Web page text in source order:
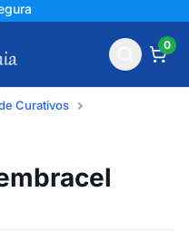
0
Curativos